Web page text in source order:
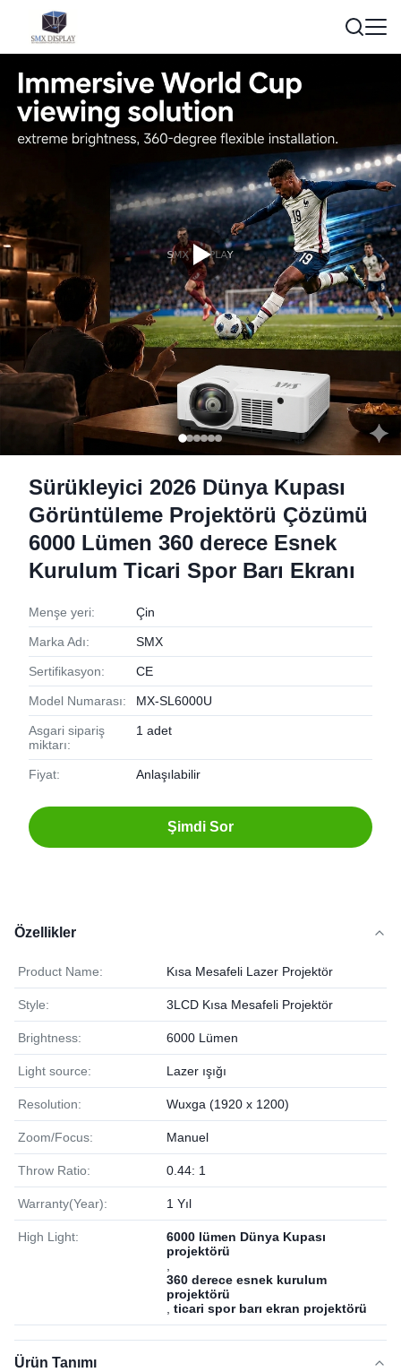
Sürükleyici 2026 Dünya Kupası
Görüntüleme Projektörü Çözümü
6000 Lümen 360 derece Esnek
Kurulum Ticari Spor Barı Ekranı
Menşe yeri: Çin
Marka Adı: SMX
Sertifikasyon: CE
Model Numarası: MX-SL6000U
Asgari sipariş
miktarı:
1 adet
Fiyat: Anlaşılabilir
Şimdi Sor
Özellikler
Product Name: Kısa Mesafeli Lazer Projektör
Style: 3LCD Kısa Mesafeli Projektör
Brightness: 6000 Lümen
Light source: Lazer ışığı
Resolution: Wuxga (1920 x 1200)
Zoom/Focus: Manuel
Throw Ratio: 0.44: 1
Warranty(Year): 1 Yıl
High Light:
6000 lümen Dünya Kupası
projektörü
360 derece esnek kurulum
projektörü
ticari spor barı ekran projektörü
Ürün Tanımı